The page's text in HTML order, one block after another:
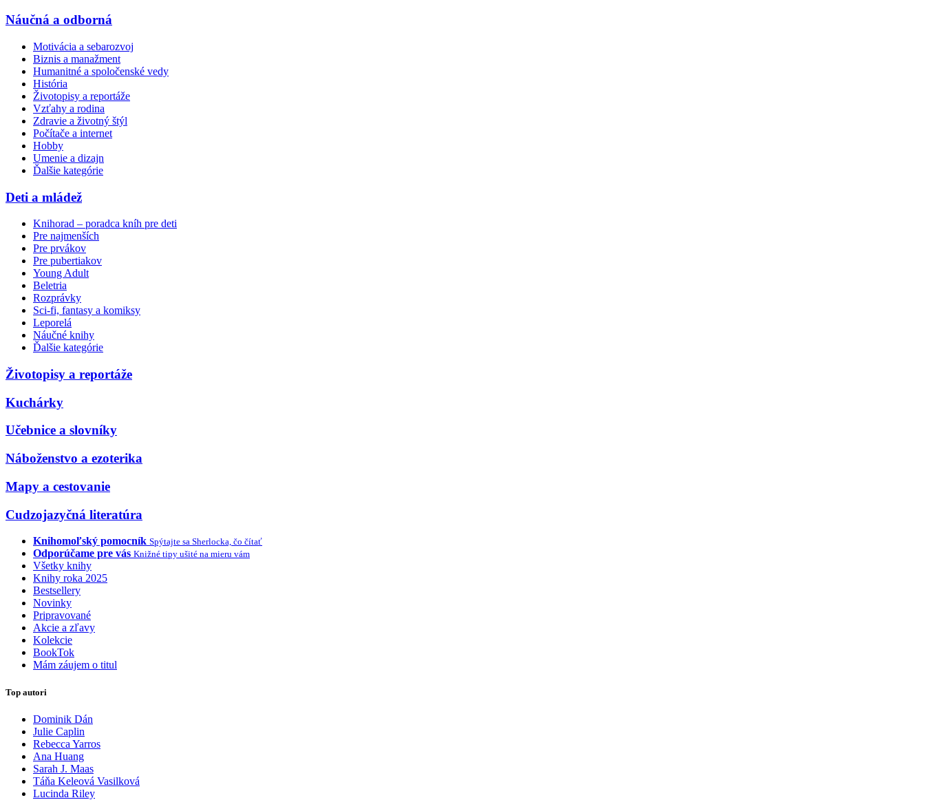
Náučná a odborná
Motivácia a sebarozvoj
Biznis a manažment
Humanitné a spoločenské vedy
História
Životopisy a reportáže
Vzťahy a rodina
Zdravie a životný štýl
Počítače a internet
Hobby
Umenie a dizajn
Ďalšie kategórie
Deti a mládež
Knihorad – poradca kníh pre deti
Pre najmenších
Pre prvákov
Pre pubertiakov
Young Adult
Beletria
Rozprávky
Sci-fi, fantasy a komiksy
Leporelá
Náučné knihy
Ďalšie kategórie
Životopisy a reportáže
Kuchárky
Učebnice a slovníky
Náboženstvo a ezoterika
Mapy a cestovanie
Cudzojazyčná literatúra
Knihomoľský pomocník Spýtajte sa Sherlocka, čo čítať
Odporúčame pre vás Knižné tipy ušité na mieru vám
Všetky knihy
Knihy roka 2025
Bestsellery
Novinky
Pripravované
Akcie a zľavy
Kolekcie
BookTok
Mám záujem o titul
Top autori
Dominik Dán
Julie Caplin
Rebecca Yarros
Ana Huang
Sarah J. Maas
Táňa Keleová Vasilková
Lucinda Riley